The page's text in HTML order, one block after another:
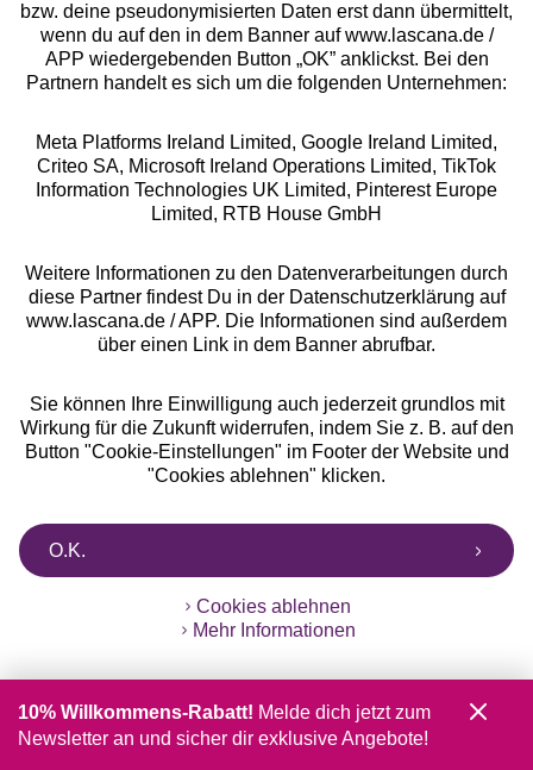
Kostenlose Retoure
Ratenkauf **
Services
Beratung
Über uns
Alle Preise inkl. MwSt., zzgl.
Versandkosten
bzw. deine pseudonymisierten Daten erst dann übermittelt,
wenn du auf den in dem Banner auf www.lascana.de /
APP wiedergebenden Button „OK” anklickst. Bei den
Partnern handelt es sich um die folgenden Unternehmen:
Meta Platforms Ireland Limited, Google Ireland Limited,
Criteo SA, Microsoft Ireland Operations Limited, TikTok
Information Technologies UK Limited, Pinterest Europe
Limited, RTB House GmbH
Weitere Informationen zu den Datenverarbeitungen durch
diese Partner findest Du in der Datenschutzerklärung auf
www.lascana.de / APP. Die Informationen sind außerdem
über einen Link in dem Banner abrufbar.
Sie können Ihre Einwilligung auch jederzeit grundlos mit
Wirkung für die Zukunft widerrufen, indem Sie z. B. auf den
Button "Cookie-Einstellungen" im Footer der Website und
"Cookies ablehnen" klicken.
O.K.
Cookies ablehnen
Mehr Informationen
10% Willkommens-Rabatt! Melde dich jetzt zum
Newsletter an und sicher dir exklusive Angebote!